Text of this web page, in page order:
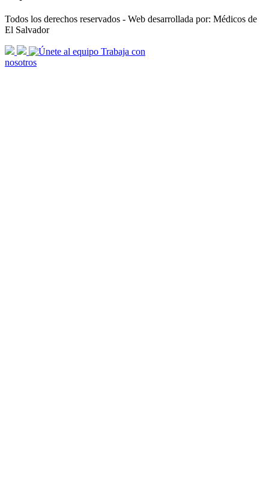
Todos los derechos reservados - Web desarrollada por: Médicos de
El Salvador
scroll
arrow
Trabaja con
nosotros